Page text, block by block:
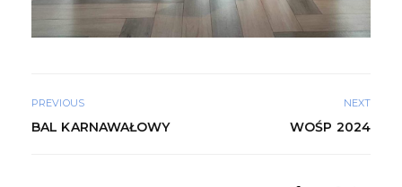
PREVIOUS
BAL KARNAWAŁOWY
NEXT
WOŚP 2024